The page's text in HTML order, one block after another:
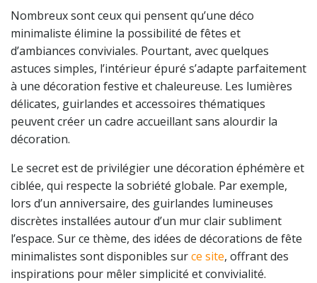
Nombreux sont ceux qui pensent qu’une déco
minimaliste élimine la possibilité de fêtes et
d’ambiances conviviales. Pourtant, avec quelques
astuces simples, l’intérieur épuré s’adapte parfaitement
à une décoration festive et chaleureuse. Les lumières
délicates, guirlandes et accessoires thématiques
peuvent créer un cadre accueillant sans alourdir la
décoration.
Le secret est de privilégier une décoration éphémère et
ciblée, qui respecte la sobriété globale. Par exemple,
lors d’un anniversaire, des guirlandes lumineuses
discrètes installées autour d’un mur clair subliment
l’espace. Sur ce thème, des idées de décorations de fête
minimalistes sont disponibles surce site, offrant des
inspirations pour mêler simplicité et convivialité.